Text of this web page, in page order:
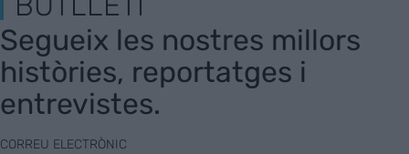
Segueix les nostres millors
històries, reportatges i
entrevistes.
CORREU ELECTRÒNIC